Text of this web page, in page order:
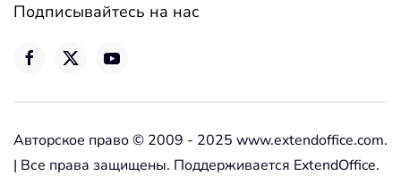
Подписывайтесь на нас
Авторское право © 2009 - 2025 www.extendoffice.com.
| Все права защищены. Поддерживается ExtendOffice.